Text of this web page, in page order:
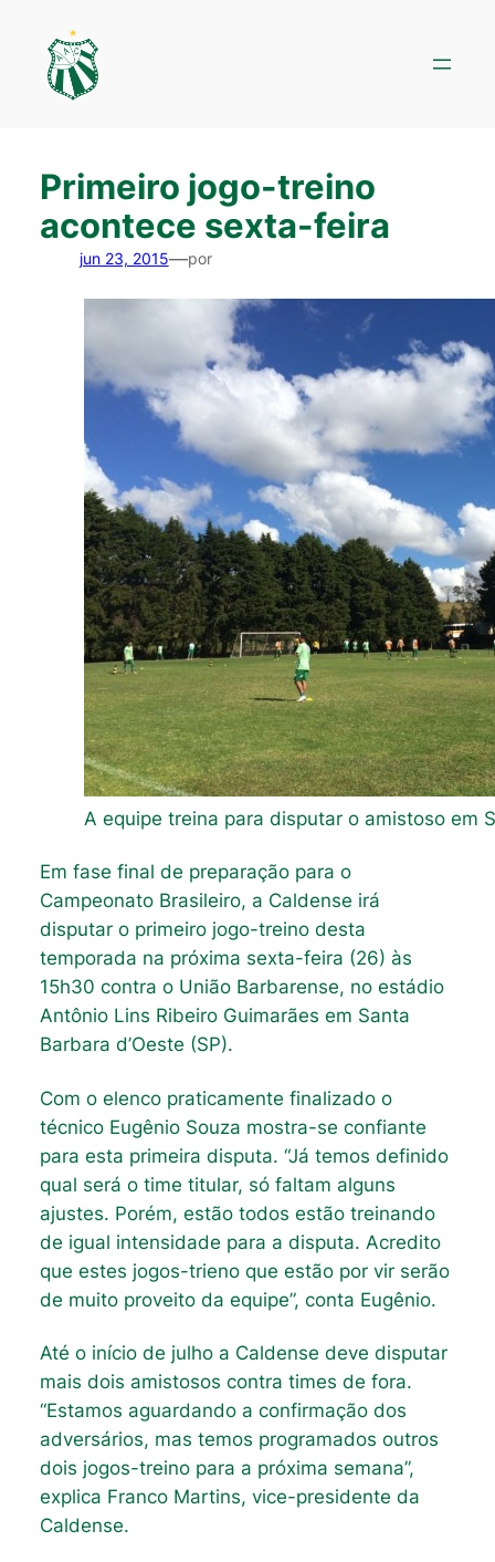
conteúdo
Primeiro jogo-treino
acontece sexta-feira
jun 23, 2015—por
A equipe treina para disputar o amistoso em
Em fase final de preparação para o
Campeonato Brasileiro, a Caldense irá
disputar o primeiro jogo-treino desta
temporada na próxima sexta-feira (26) às
15h30 contra o União Barbarense, no estádio
Antônio Lins Ribeiro Guimarães em Santa
Barbara d’Oeste (SP).
Com o elenco praticamente finalizado o
técnico Eugênio Souza mostra-se confiante
para esta primeira disputa. “Já temos definido
qual será o time titular, só faltam alguns
ajustes. Porém, estão todos estão treinando
de igual intensidade para a disputa. Acredito
que estes jogos-trieno que estão por vir serão
de muito proveito da equipe”, conta Eugênio.
Até o início de julho a Caldense deve disputar
mais dois amistosos contra times de fora.
“Estamos aguardando a confirmação dos
adversários, mas temos programados outros
dois jogos-treino para a próxima semana”,
explica Franco Martins, vice-presidente da
Caldense.